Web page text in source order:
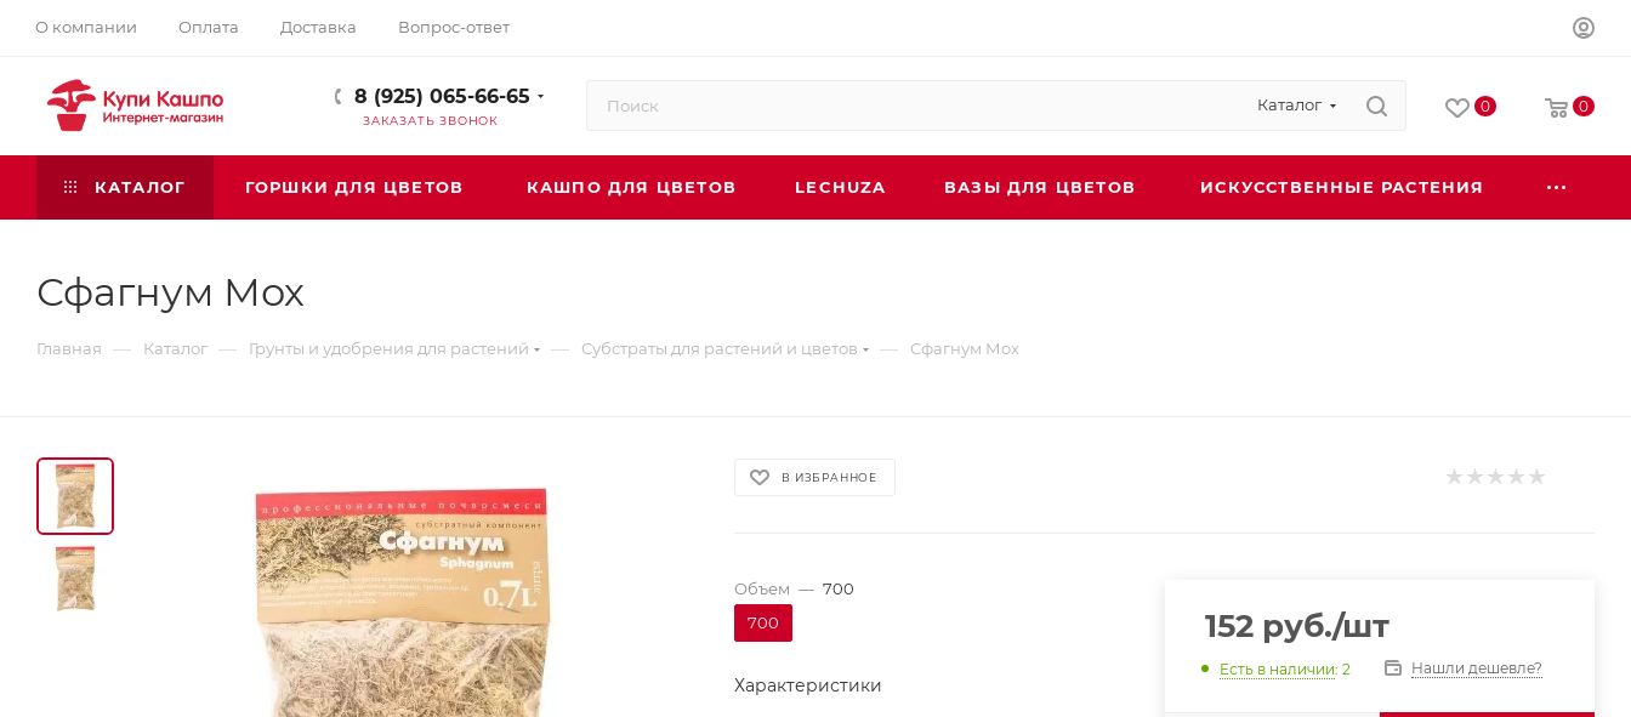
О компании Оплата Доставка Вопрос-ответ
8 (925) 065-66-65
ЗАКАЗАТЬ ЗВОНОК
Каталог 0 0
КАТАЛОГ ГОРШКИ ДЛЯ ЦВЕТОВ КАШПО ДЛЯ ЦВЕТОВ LECHUZA ВАЗЫ ДЛЯ ЦВЕТОВ ИСКУССТВЕННЫЕ РАСТЕНИЯ
Сфагнум Мох
Главная — Каталог — Грунты и удобрения для растений — Субстраты для растений и цветов — Сфагнум Мох
В ИЗБРАННОЕ
Объем — 700
700
Характеристики
152руб./шт
Есть в наличии: 2 Нашли дешевле?